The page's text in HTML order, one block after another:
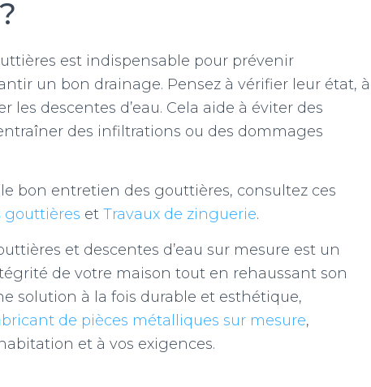
est indispensable pour prévenir
un bon drainage. Pensez à vérifier leur état, à
les descentes d’eau. Cela aide à éviter des
des infiltrations ou des dommages
bon entretien des gouttières, consultez ces
gouttières et Travaux de zinguerie.
et descentes d’eau sur mesure est un
de votre maison tout en rehaussant son
solution à la fois durable et esthétique,
de pièces métalliques sur mesure,
et à vos exigences.